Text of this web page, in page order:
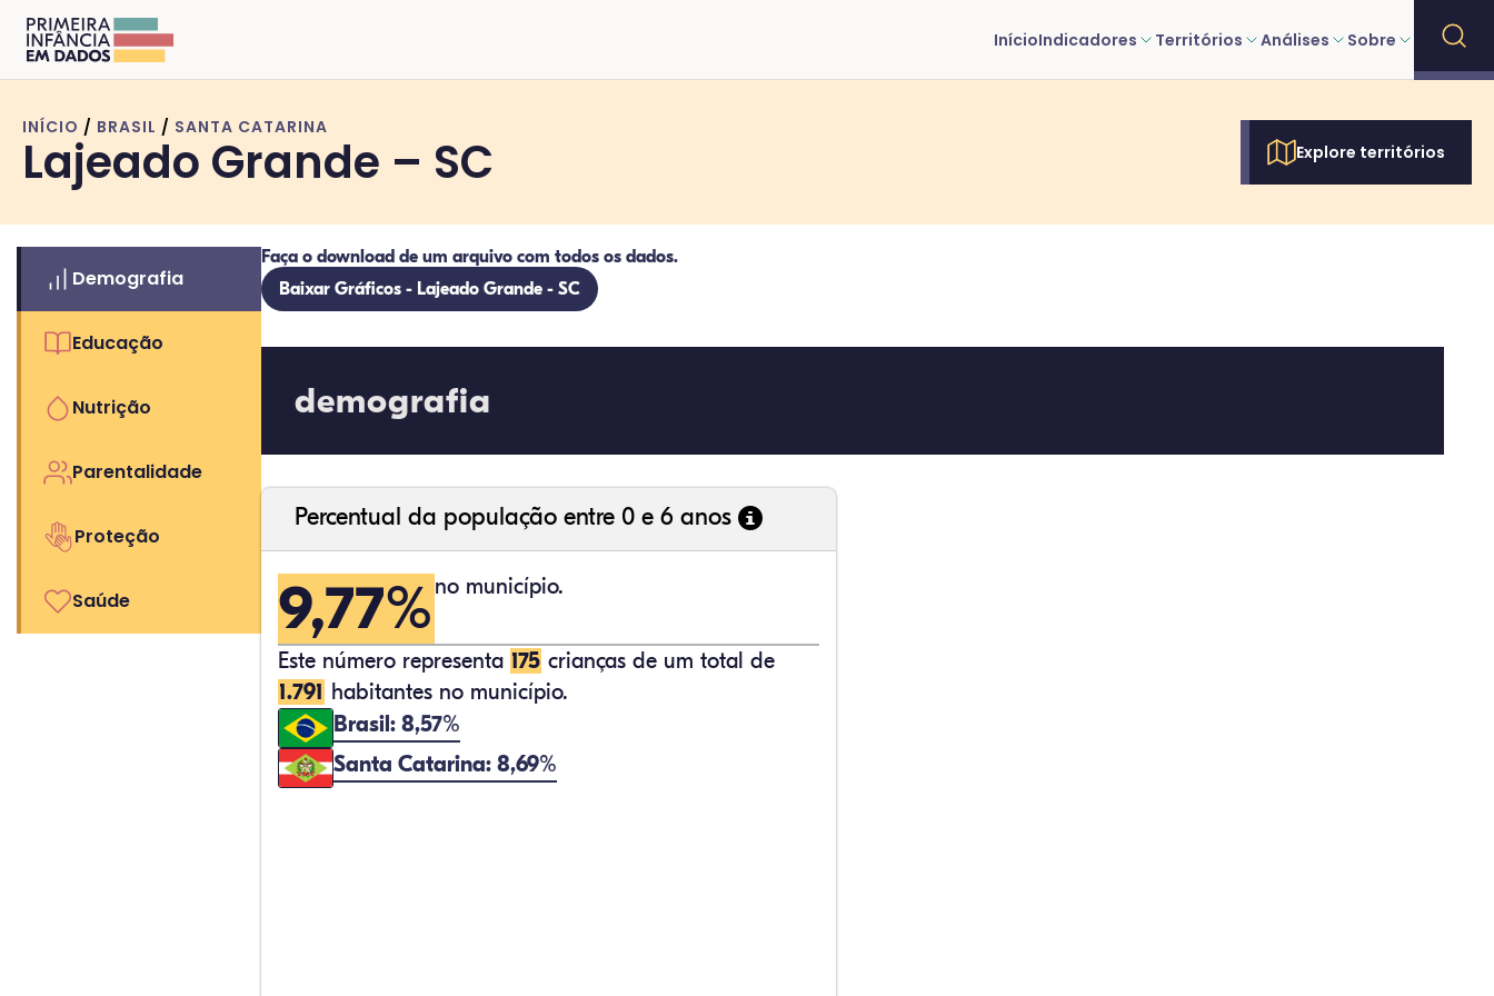
InícioIndicadores Territórios Análises Sobre
INÍCIO / BRASIL / SANTA CATARINA
Lajeado Grande – SC Explore territórios
Demografia
Educação
Nutrição
Parentalidade
Proteção
Saúde
Faça o download de um arquivo com todos os dados.
Baixar Gráficos - Lajeado Grande - SC
demografia
Percentual da população entre 0 e 6 anos
9,77% no município.
Este número representa 175 crianças de um total de
1.791 habitantes no município.
Brasil: 8,57%
Santa Catarina: 8,69%